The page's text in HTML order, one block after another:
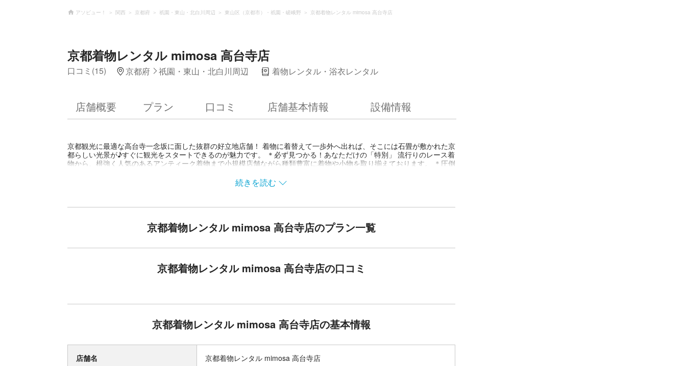
アソビュー！ 関西 京都府 祇園・東山・北白川周辺 東山区（京都市）・祇園・嵯峨野 京都着物レンタル mimosa 高台寺店
京都着物レンタル mimosa 高台寺店
口コミ(15) 京都府 祇園・東山・北白川周辺 着物レンタル・浴衣レンタル
店舗概要 プラン 口コミ 店舗基本情報 設備情報
京都観光に最適な高台寺一念坂に面した抜群の好立地店舗！ 着物に着替えて一歩外へ出れば、そこには石畳が敷かれた京
都らしい光景が♪すぐに観光をスタートできるのが魅力です。 ＊必ず見つかる！あなただけの「特別」 流行りのレース着
物から、根強く人気のあるアンティーク着物まで小規模店舗ながら種類豊富に着物や小物を取り揃えております。 ＊圧倒
装です。 レトロな雰囲気を楽しみながら、お支度ができちゃいます！ ＊小さな店舗だからこそのおもてなし 他の大型店
と違い、小さな店舗。 ですが、だからこそ、行き届いたサービスでお客様をおもてなしします！ 他店舗に比べ、着物や
妥協しない！「可愛い」のお手伝い♡ 経験豊富なスタイリストに、種類豊富な髪飾りも！ ロングの方もショートの方も
続きを読む
京都着物レンタル mimosa 高台寺店のプラン一覧
京都着物レンタル mimosa 高台寺店の口コミ
京都着物レンタル mimosa 高台寺店の基本情報
店舗名 京都着物レンタル mimosa 高台寺店